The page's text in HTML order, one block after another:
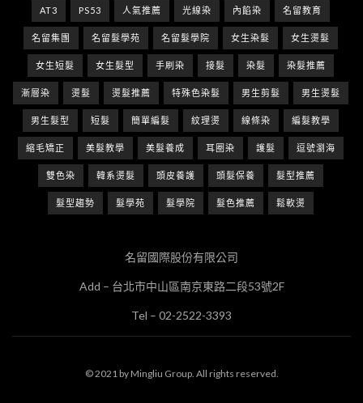
AT3 PS53 人氣推薦 光線染 內餡染 名留教育
名留集團 名留髮學苑 名留髮學院 女生染髮 女生燙髮
女生短髮 女生髮型 手刷染 接髮 染髮 染髮推薦
漸層染 燙髮 燙髮推薦 特殊色染髮 男生剪髮 男生燙髮
男生髮型 短髮 簡單編髮 紋理燙 線條染 編髮教學
縮毛矯正 美髮教學 美髮養成 耳圈染 護髮 逗號瀏海
雙色染 韓系燙髮 頭皮養護 頭髮保養 髮型推薦
髮型趨勢 髮學苑 髮學院 髮色推薦 鬆軟燙
名留國際股份有限公司
Add – 台北市中山區南京東路二段53號2F
Tel – 02-2522-3393
© 2021 by Mingliu Group. All rights reserved.